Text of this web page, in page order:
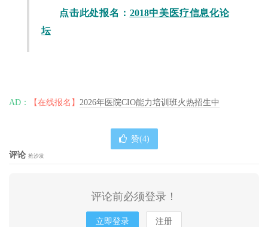
点击此处报名： 2018中美医疗信息化论
坛
AD： 【在线报名】 2026年医院CIO能力培训班火热招生中
赞(4)
评论 抢沙发
评论前必须登录！
立即登录 注册